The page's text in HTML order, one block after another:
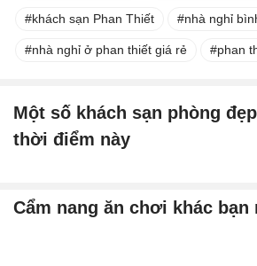
khách sạn Phan Thiết nhà nghỉ
nhà nghỉ ở phan thiết giá rẻ phan
Một số khách sạn phòng
thời điểm này
Cẩm nang ăn chơi khác bạn